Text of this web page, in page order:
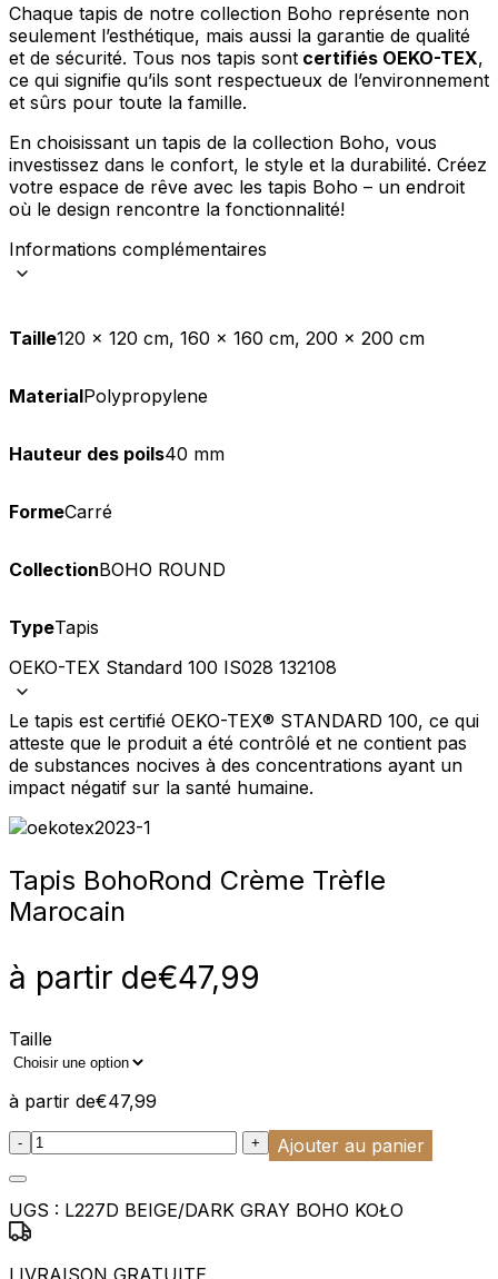
Chaque tapis de notre collection Boho représente non
seulement l’esthétique, mais aussi la garantie de qualité
et de sécurité. Tous nos tapis sont certifiés OEKO-TEX,
ce qui signifie qu’ils sont respectueux de l’environnement
et sûrs pour toute la famille.
En choisissant un tapis de la collection Boho, vous
investissez dans le confort, le style et la durabilité. Créez
votre espace de rêve avec les tapis Boho – un endroit
où le design rencontre la fonctionnalité!
Informations complémentaires
Taille120 x 120 cm, 160 x 160 cm, 200 x 200 cm
MaterialPolypropylene
Hauteur des poils40 mm
FormeCarré
CollectionBOHO ROUND
TypeTapis
OEKO-TEX Standard 100 IS028 132108
Le tapis est certifié OEKO-TEX® STANDARD 100, ce qui
atteste que le produit a été contrôlé et ne contient pas
de substances nocives à des concentrations ayant un
impact négatif sur la santé humaine.
Tapis BohoRond Crème Trèfle
Marocain
à partir de€47,99
Taille
à partir de€47,99
:product_name quantity
- + Ajouter au panier
UGS : L227D BEIGE/DARK GRAY BOHO KOŁO
LIVRAISON GRATUITE